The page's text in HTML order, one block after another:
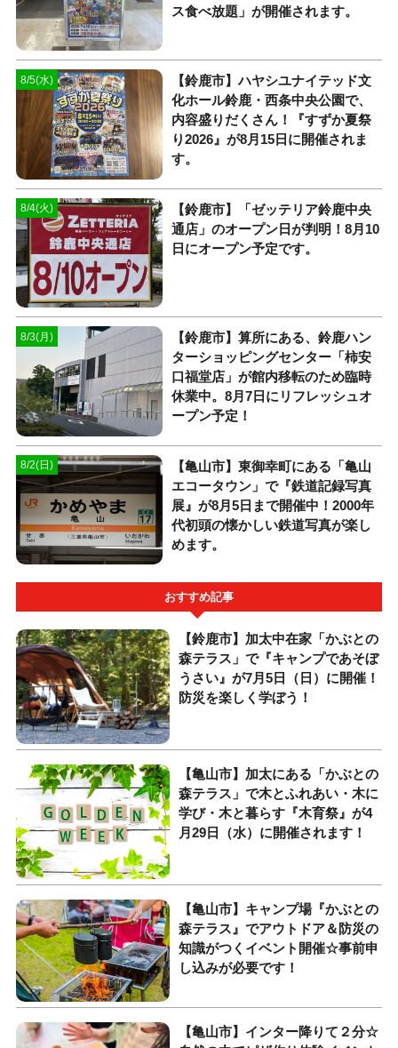
ス食べ放題」が開催されます。
8/5(水)
【鈴鹿市】ハヤシユナイテッド文
化ホール鈴鹿・西条中央公園で、
内容盛りだくさん！『すずか夏祭
り2026』が8月15日に開催されま
す。
8/4(火)
【鈴鹿市】「ゼッテリア鈴鹿中央
通店」のオープン日が判明！8月10
日にオープン予定です。
8/3(月)
【鈴鹿市】算所にある、鈴鹿ハン
ターショッピングセンター「柿安
口福堂店」が館内移転のため臨時
休業中。8月7日にリフレッシュオ
ープン予定！
8/2(日)
【亀山市】東御幸町にある「亀山
エコータウン」で『鉄道記録写真
展』が8月5日まで開催中！2000年
代初頭の懐かしい鉄道写真が楽し
めます。
おすすめ記事
【鈴鹿市】加太中在家「かぶとの
森テラス」で『キャンプであそぼ
うさい』が7月5日（日）に開催！
防災を楽しく学ぼう！
【亀山市】加太にある「かぶとの
森テラス」で木とふれあい・木に
学び・木と暮らす『木育祭』が4
月29日（水）に開催されます！
【亀山市】キャンプ場『かぶとの
森テラス』でアウトドア＆防災の
知識がつくイベント開催☆事前申
し込みが必要です！
【亀山市】インター降りて２分☆